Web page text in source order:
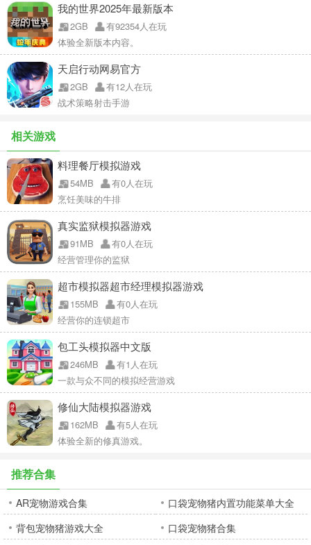
我的世界2025年最新版本
2GB
有92354人在玩
体验全新版本内容。
天启行动网易官方
2GB
有12人在玩
战术策略射击手游
相关游戏
料理餐厅模拟游戏
54MB
有0人在玩
烹饪美味的牛排
真实监狱模拟器游戏
91MB
有0人在玩
经营管理你的监狱
超市模拟器超市经理模拟器游戏
155MB
有0人在玩
经营你的连锁超市
包工头模拟器中文版
246MB
有1人在玩
一款与众不同的模拟经营游戏
修仙大陆模拟器游戏
162MB
有5人在玩
体验全新的修真游戏。
推荐合集
AR宠物游戏合集
口袋宠物猪内置功能菜单大全
背包宠物猪游戏大全
口袋宠物猪合集